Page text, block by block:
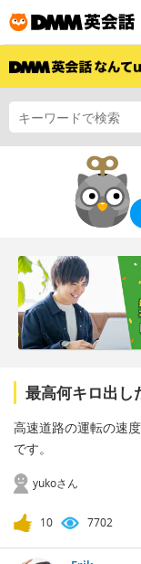
最高何キロ出し
高速道路の運転の速
です。
yukoさん
10 7702